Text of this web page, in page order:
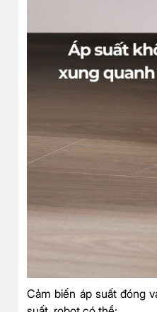
Cảm biến áp suất đóng